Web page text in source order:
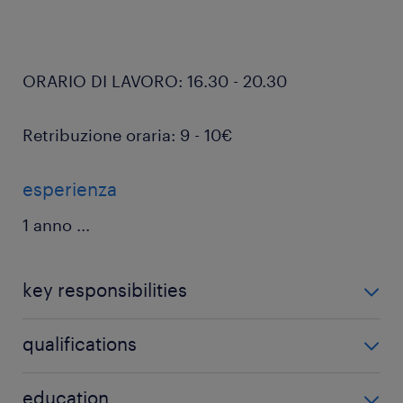
ORARIO DI LAVORO: 16.30 - 20.30
Retribuzione oraria: 9 - 10€
esperienza
1 anno ...
key responsibilities
attività:
qualifications
education